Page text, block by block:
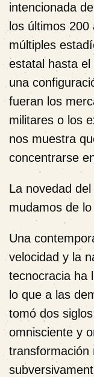
intencionada
los últimos
múltiples
estatal hasta
una
fueran los
militares o los
nos muestra
concentrarse
La novedad
mudamos de
Una
velocidad y la
tecnocracia ha
lo que a las
tomó dos
omnisciente y
transformación